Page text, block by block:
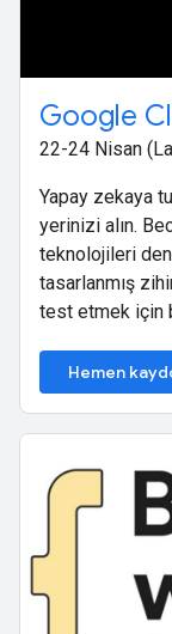
Google
22-24 Nisan
Yapay zekaya
yerinizi alın.
teknolojileri
tasarlanmış
test etmek için
Hemen